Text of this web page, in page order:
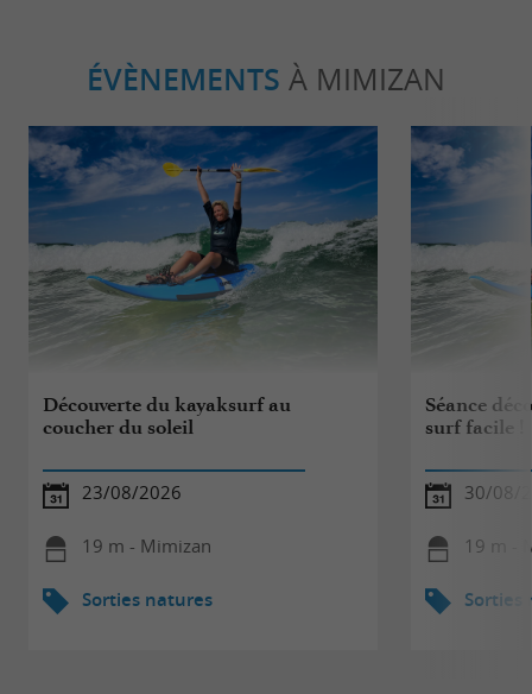
ÉVÈNEMENTS À MIMIZAN
Découverte du kayaksurf au
coucher du soleil
23/08/2026
19 m - Mimizan
Sorties natures
Séance
surf facile !
30/08/
19 m -
Sorties